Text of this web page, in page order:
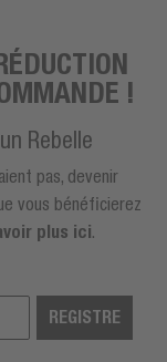
!
Rebelle
pas, devenir
vous bénéficierez
plus ici.
REGISTRE